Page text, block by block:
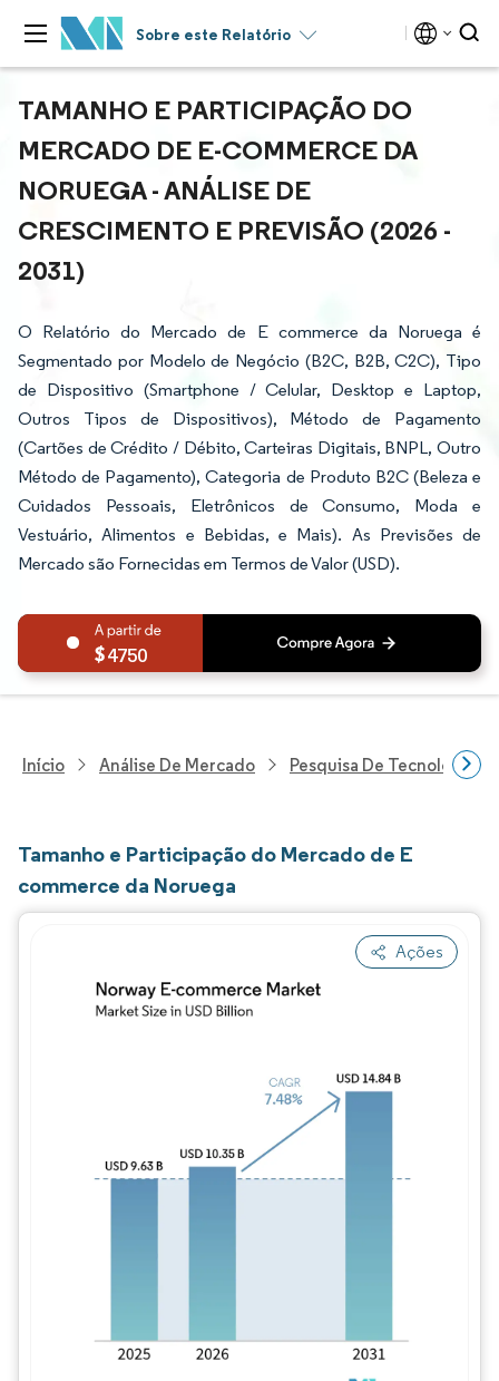
Sobre este Relatório
TAMANHO E PARTICIPAÇÃO DO
MERCADO DE E-COMMERCE DA
NORUEGA - ANÁLISE DE
CRESCIMENTO E PREVISÃO (2026 -
2031)
O Relatório do Mercado de E commerce da Noruega é
Segmentado por Modelo de Negócio (B2C, B2B, C2C), Tipo
de Dispositivo (Smartphone / Celular, Desktop e Laptop,
Outros Tipos de Dispositivos), Método de Pagamento
(Cartões de Crédito / Débito, Carteiras Digitais, BNPL, Outro
Método de Pagamento), Categoria de Produto B2C (Beleza e
Cuidados Pessoais, Eletrônicos de Consumo, Moda e
Vestuário, Alimentos e Bebidas, e Mais). As Previsões de
Mercado são Fornecidas em Termos de Valor (USD).
4750
Início Análise De Mercado Pesquisa De Tecnologia,
Tamanho e Participação do Mercado de E
commerce da Noruega
Ações